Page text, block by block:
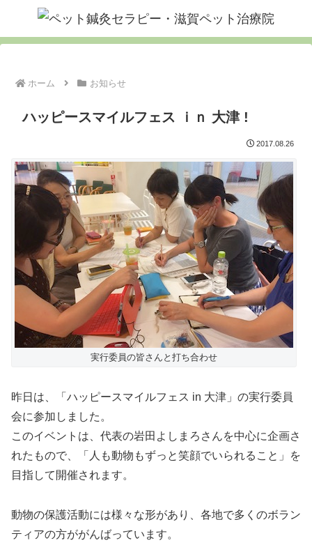
ホーム お知らせ
ハッピースマイルフェス ｉｎ 大津 !
2017.08.26
実行委員の皆さんと打ち合わせ
昨日は、「ハッピースマイルフェス in 大津」の実行委員
会に参加しました。
このイベントは、代表の岩田よしまろさんを中心に企画さ
れたもので、「人も動物もずっと笑顔でいられること」を
目指して開催されます。
動物の保護活動には様々な形があり、各地で多くのボラン
ティアの方ががんばっています。